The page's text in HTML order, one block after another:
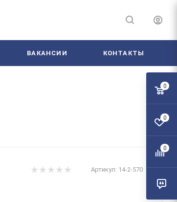
ВАКАНСИИ КОНТАКТЫ
Артикул: 14-2-570
0
0
0